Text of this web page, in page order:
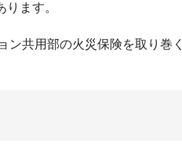
ます。
共用部の火災保険を取り巻